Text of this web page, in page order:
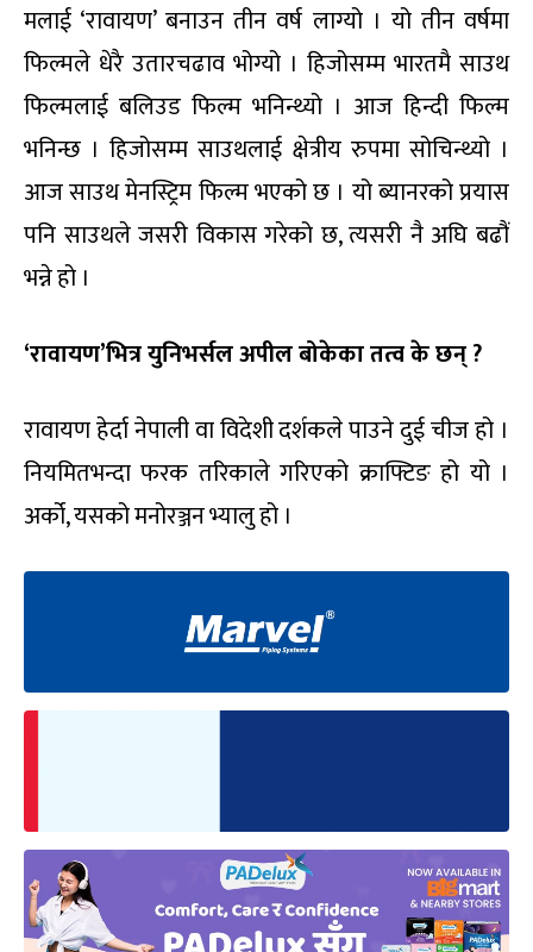
मलाई ‘रावायण’ बनाउन तीन वर्ष लाग्यो । यो तीन वर्षमा
फिल्मले धेरै उतारचढाव भोग्यो । हिजोसम्म भारतमै साउथ
फिल्मलाई बलिउड फिल्म भनिन्थ्यो । आज हिन्दी फिल्म
भनिन्छ । हिजोसम्म साउथलाई क्षेत्रीय रुपमा सोचिन्थ्यो ।
आज साउथ मेनस्ट्रिम फिल्म भएको छ । यो ब्यानरको प्रयास
पनि साउथले जसरी विकास गरेको छ, त्यसरी नै अघि बढौं
भन्ने हो ।
‘रावायण’भित्र युनिभर्सल अपीलबोकेका तत्व के छन् ?
रावायण हेर्दा नेपाली वा विदेशी दर्शकले पाउने दुई चीज हो ।
नियमितभन्दा फरक तरिकाले गरिएको क्राफ्टिङ हो यो ।
अर्को, यसको मनोरञ्जन भ्यालु हो ।